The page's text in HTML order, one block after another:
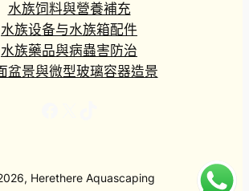
水族饲料與營養補充
水族设备与水族箱配件
水族藥品與病蟲害防治
盆景與微型玻璃容器造景
Herethere Aquascaping